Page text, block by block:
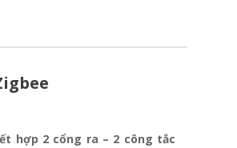
hợp 2 cổng ra – 2 công tắc